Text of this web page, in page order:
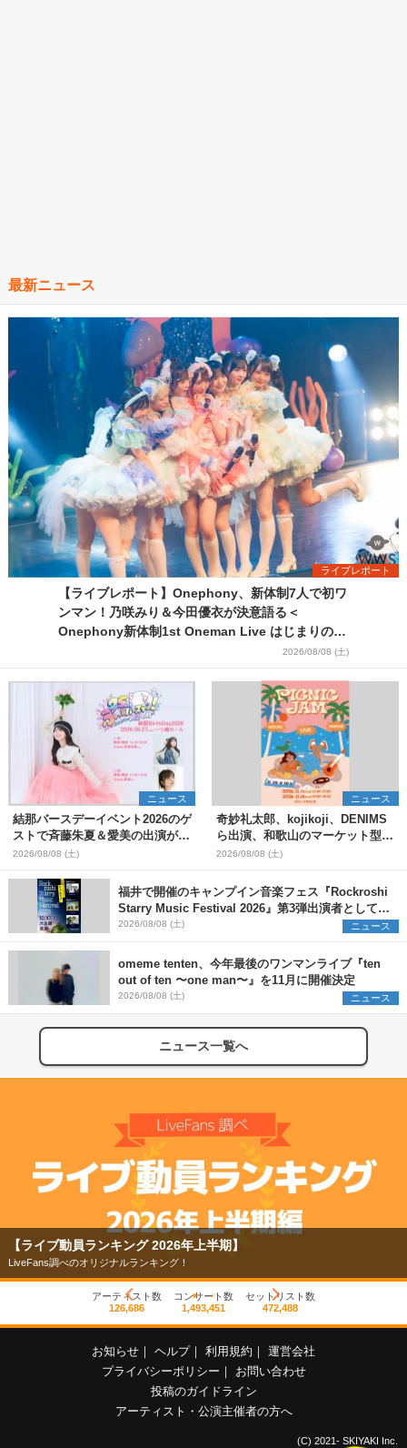
最新ニュース
ライブレポート
【ライブレポート】Onephony、新体制7人で初ワ
ンマン！乃咲みり＆今田優衣が決意語る＜
Onephony新体制1st Oneman Live はじまりの夏
2026/08/08 (土)
ニュース
結那バースデーイベント2026のゲ
ストで斉藤朱夏＆愛美の出演が決
定
2026/08/08 (土)
ニュース
奇妙礼太郎、kojikoji、DENIMS
ら出演、和歌山のマーケット型野
外イベント『PICNIC JAM
2026』早割チケット発売開始
2026/08/08 (土)
福井で開催のキャンプイン音楽フェス『Rockroshi
Starry Music Festival 2026』第3弾出演者として
SCOOBIE DO、かりゆし58、Reiを発表
2026/08/08 (土) ニュース
omeme tenten、今年最後のワンマンライブ『ten
out of ten 〜one man〜』を11月に開催決定
2026/08/08 (土) ニュース
ニュース一覧へ
【ライブ動員ランキング 2026年上半期】
LiveFans調べのオリジナルランキング！
アーティスト数
126,686
コンサート数
1,493,451
セットリスト数
472,488
お知らせ ヘルプ 利用規約
運営会社
プライバシーポリシー
お問い合わせ
投稿のガイドライン
アーティスト・公演主催者の方へ
(C) 2021- SKIYAKI Inc.